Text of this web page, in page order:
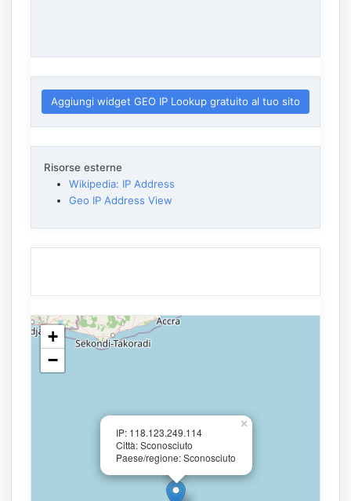
Aggiungi widget GEO IP Lookup gratuito al tuo sito
Risorse esterne
Wikipedia: IP Address
Geo IP Address View
IP: 118.123.249.114
Città: Sconosciuto
Paese/regione: Sconosciuto
×
+
−